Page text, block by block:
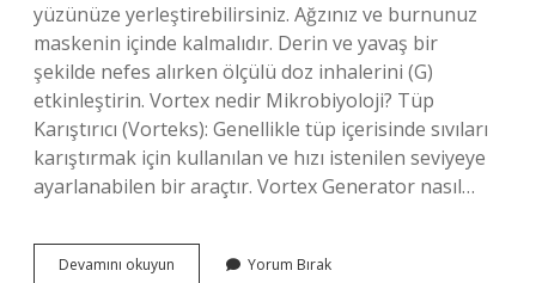
yüzünüze yerleştirebilirsiniz. Ağzınız ve burnunuz
maskenin içinde kalmalıdır. Derin ve yavaş bir
şekilde nefes alırken ölçülü doz inhalerini (G)
etkinleştirin. Vortex nedir Mikrobiyoloji? Tüp
Karıştırıcı (Vorteks): Genellikle tüp içerisinde sıvıları
karıştırmak için kullanılan ve hızı istenilen seviyeye
ayarlanabilen bir araçtır. Vortex Generator nasıl…
Devamını okuyun Yorum Bırak